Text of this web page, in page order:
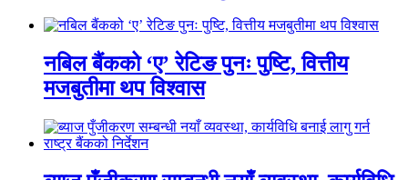
नबिल बैंकको ‘ए’ रेटिङ पुनः पुष्टि, वित्तीय
मजबुतीमा थप विश्वास